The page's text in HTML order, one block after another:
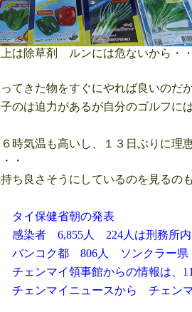
は除草剤 ルンには危ないから・
てきた物をすぐにやれば良いのだ
のは迫力があるが自分のゴルフに
時気温も高いし、１３日ぶりに理
・
ち良さそうにしているのを見るの
タイ保健省朝の発表
者 6,855人 224人は刑務所内
コク都 806人 ソンクラー県
ンマイ領事館からの情報は、
ンマイニュースから チェン